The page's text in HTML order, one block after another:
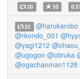
20 55
22 @harukarobo
@rkondo_001
@yagi1212
@ugogon @otiruka
@ogachanman1128